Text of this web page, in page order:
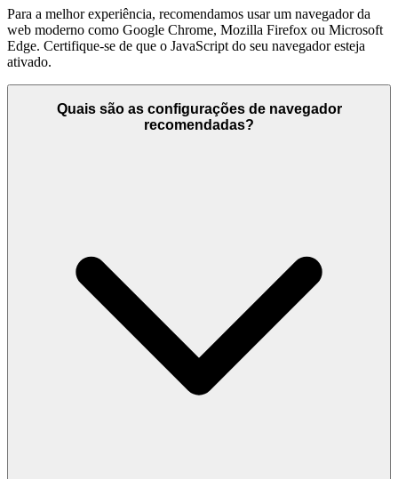
Para a melhor experiência, recomendamos usar um navegador da
web moderno como Google Chrome, Mozilla Firefox ou Microsoft
Edge. Certifique-se de que o JavaScript do seu navegador esteja
ativado.
Quais são as configurações de navegador
recomendadas?